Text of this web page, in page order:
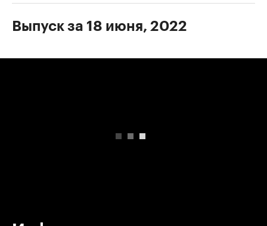
Выпуск за 18 июня, 2022